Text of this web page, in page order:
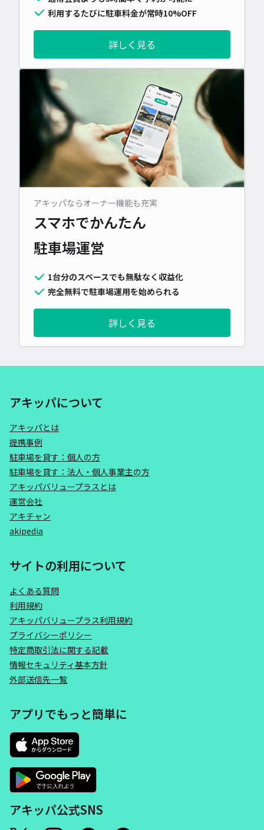
利用するたびに駐車料金が常時10%OFF
詳しく見る
アキッパならオーナー機能も充実
スマホでかんたん
駐車場運営
1台分のスペースでも無駄なく収益化
完全無料で駐車場運用を始められる
詳しく見る
アキッパについて
アキッパとは
提携事例
駐車場を貸す：個人の方
駐車場を貸す：法人・個人事業主の方
アキッパバリュープラスとは
運営会社
アキチャン
akipedia
サイトの利用について
よくある質問
利用規約
アキッパバリュープラス利用規約
プライバシーポリシー
特定商取引法に関する記載
情報セキュリティ基本方針
外部送信先一覧
アプリでもっと簡単に
アキッパ公式SNS